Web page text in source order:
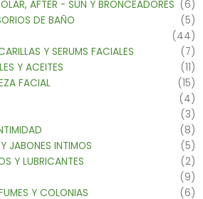
AFTER - SUN Y BRONCEADORES (6)
DE BAÑO
(5)
(44)
Y SERUMS FACIALES
(7)
Y ACEITES
(11)
FACIAL
(15)
(4)
(3)
(8)
JABONES INTIMOS
(5)
Y LUBRICANTES
(2)
(9)
Y COLONIAS
(6)